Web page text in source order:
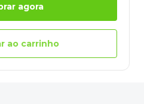
agora
ao carrinho